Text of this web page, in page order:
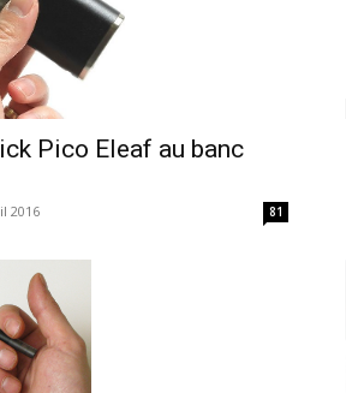
Pico Eleaf au banc
2016 81